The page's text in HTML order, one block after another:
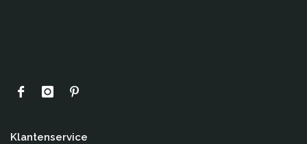
Noodoll
Oker en Mos
Klantenservice